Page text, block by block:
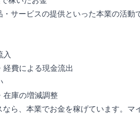
サービスの提供といった本業の活
入
費による現金流出
在庫の増減調整
ら、本業でお金を稼げています。